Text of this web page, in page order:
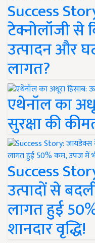
Success
टेक्नोलॉजी से
उत्पादन और
लागत?
एथेनॉल का
सुरक्षा की
Success
उत्पादों से
लागत हुई
शानदार वृद्धि!